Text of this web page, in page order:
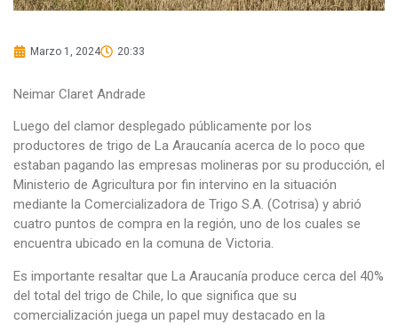
Marzo 1, 2024 20:33
Neimar Claret Andrade
Luego del clamor desplegado públicamente por los
productores de trigo de La Araucanía acerca de lo poco que
estaban pagando las empresas molineras por su producción, el
Ministerio de Agricultura por fin intervino en la situación
mediante la Comercializadora de Trigo S.A. (Cotrisa) y abrió
cuatro puntos de compra en la región, uno de los cuales se
encuentra ubicado en la comuna de Victoria.
Es importante resaltar que La Araucanía produce cerca del 40%
del total del trigo de Chile, lo que significa que su
comercialización juega un papel muy destacado en la